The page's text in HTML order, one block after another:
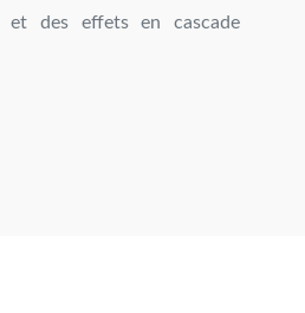
et des effets en cascade